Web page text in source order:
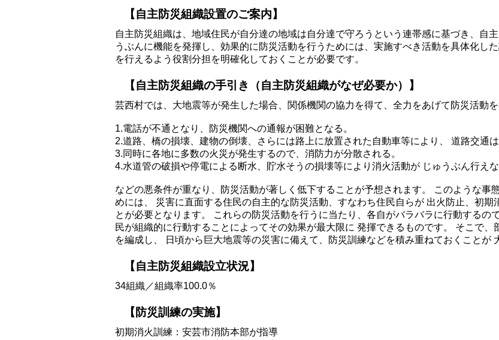
【自主防災組織設置のご案内】
自主防災組織は、地域住民が自分達の地域は自分達で守ろうという連帯感に基づき、自
うぶんに機能を発揮し、効果的に防災活動を行うためには、実施すべき活動を具体化し
を行えるよう役割分担を明確化しておくことが必要です。
【自主防災組織の手引き（自主防災組織がなぜ必要か）】
芸西村では、大地震等が発生した場合、関係機関の協力を得て、全力をあげて防災活動を
1.電話が不通となり、防災機関への通報が困難となる。
2.道路、橋の損壊、建物の倒壊、さらには路上に放置された自動車等により、 道路交通は
3.同時に各地に多数の火災が発生するので、消防力が分散される。
4.水道管の破損や停電による断水、貯水そうの損壊等により消火活動が じゅうぶん行えな
などの悪条件が重なり、防災活動が著しく低下することが予想されます。 このような事
めには、 災害に直面する住民の自主的な防災活動、すなわち住民自らが 出火防止、初期
とが必要となります。 これらの防災活動を行うに当たり、各自がバラバラに行動するの
民が組織的に行動することによってその効果が最大限に 発揮できるものです。 そこで、
を編成し、 日頃から巨大地震等の災害に備えて、防災訓練などを積み重ねておくことが
【自主防災組織設立状況】
34組織／組織率100.0％
【防災訓練の実施】
初期消火訓練：安芸市消防本部が指導